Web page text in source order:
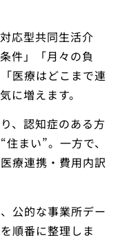
応型共同生活介
件」「月々の負
医療はどこまで連
に増えます。
、認知症のある方
まい”。一方で、
療連携・費用内訳
公的な事業所デー
順番に整理しま